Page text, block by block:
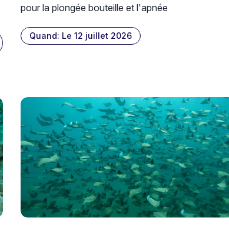
pour la plongée bouteille et l'apnée
Quand: Le 12 juillet 2026